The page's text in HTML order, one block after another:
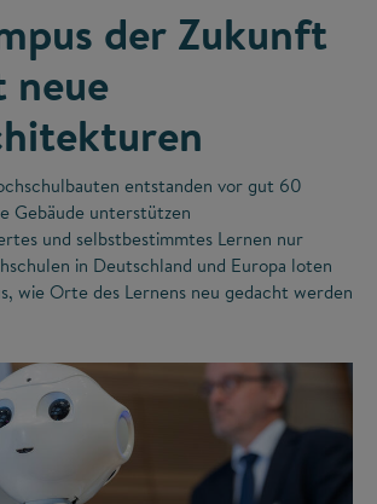
der Zukunft
neue
entstanden vor gut 60
Gebäude unterstützen
und selbstbestimmtes Lernen nur
in Deutschland und Europa loten
wie Orte des Lernens neu gedacht werden